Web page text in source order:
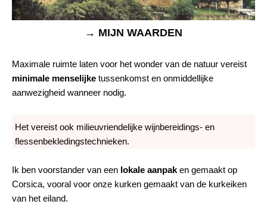
→ MIJN WAARDEN
Maximale ruimte laten voor het wonder van de natuur vereist
minimale menselijke tussenkomst en onmiddellijke
aanwezigheid wanneer nodig.
Het vereist ook milieuvriendelijke wijnbereidings- en
flessenbekledingstechnieken.
Ik ben voorstander van een lokale aanpaken gemaakt op
Corsica, vooral voor onze kurken gemaakt van de kurkeiken
van het eiland.